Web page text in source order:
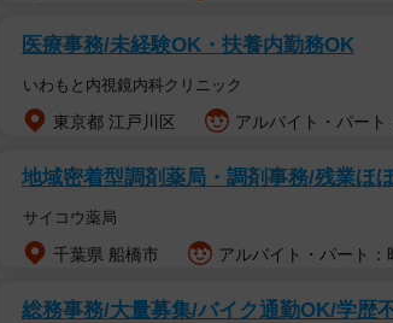
や、週末のお構いなしの連絡へとエスカレー
当初は「自分が我慢すれば丸く収まる」と思
とすら考えています。
育休・産休中の従業員は、会社からの業務連
医療事務/未経験OK・扶養内勤務OK
いわもと内視鏡内科クリニック
東京都 江戸川区 アルバイト・パー
地域密着型調剤薬局・調剤事務/残業ほ
サイコウ薬局
千葉県 船橋市 アルバイト・パート
総務事務/大量募集/バイク通勤OK/学歴